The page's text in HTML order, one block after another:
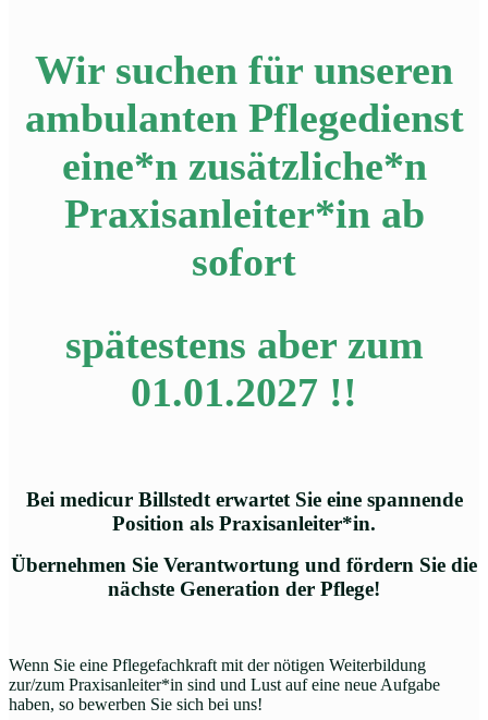
Wir suchen für unseren
ambulanten Pflegedienst
eine*n zusätzliche*n
Praxisanleiter*in ab
sofort
spätestens aber zum
01.01.2027 !!
Bei medicur Billstedt erwartet Sie eine spannende
Position als Praxisanleiter*in.
Übernehmen Sie Verantwortung und fördern Sie die
nächste Generation der Pflege!
Wenn Sie eine Pflegefachkraft mit der nötigen Weiterbildung
zur/zum Praxisanleiter*in sind und Lust auf eine neue Aufgabe
haben, so bewerben Sie sich bei uns!